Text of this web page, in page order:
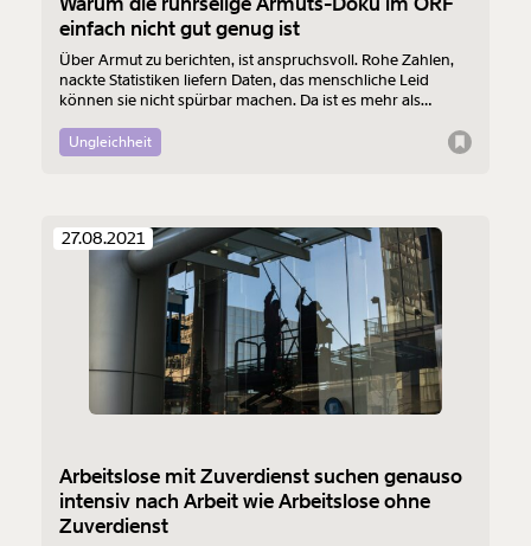
einfach nicht gut genug ist
Über Armut zu berichten, ist anspruchsvoll. Rohe Zahlen,
nackte Statistiken liefern Daten, das menschliche Leid
können sie nicht spürbar machen. Da ist es mehr als
DOK1 Film “Arm in Österreich” versucht das. Das ehrliche
Bemühen, dem Thema Öffentlichkeit zu verschaffen, ist so
Ungleichheit
27.08.2021
Arbeitslose mit Zuverdienst suchen genauso
intensiv nach Arbeit wie Arbeitslose ohne
Zuverdienst